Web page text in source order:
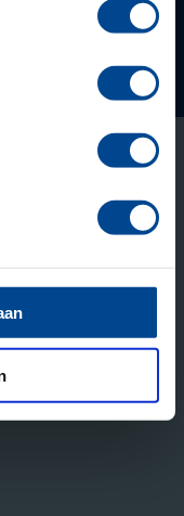
met een 9.1